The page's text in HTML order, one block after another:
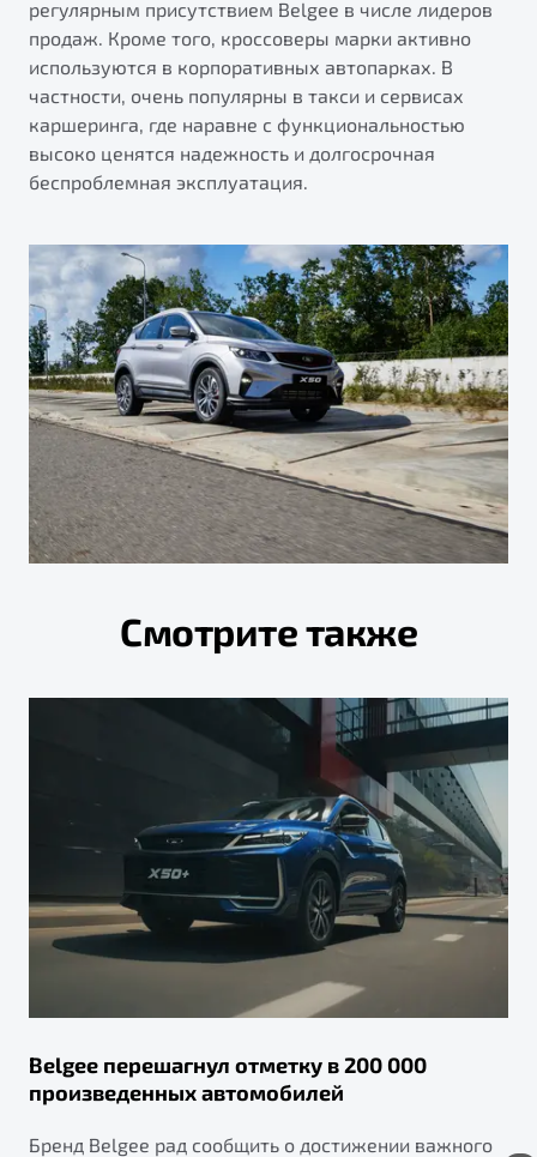
регулярным присутствием Belgee в числе лидеров
продаж. Кроме того, кроссоверы марки активно
используются в корпоративных автопарках. В
частности, очень популярны в такси и сервисах
каршеринга, где наравне с функциональностью
высоко ценятся надежность и долгосрочная
беспроблемная эксплуатация.
Смотрите также
Belgee перешагнул отметку в 200 000
произведенных автомобилей
Бренд Belgee рад сообщить о достижении важного